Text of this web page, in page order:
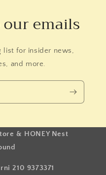
emails
list for insider news,
and more.
& HONEY Nest
210 9373371